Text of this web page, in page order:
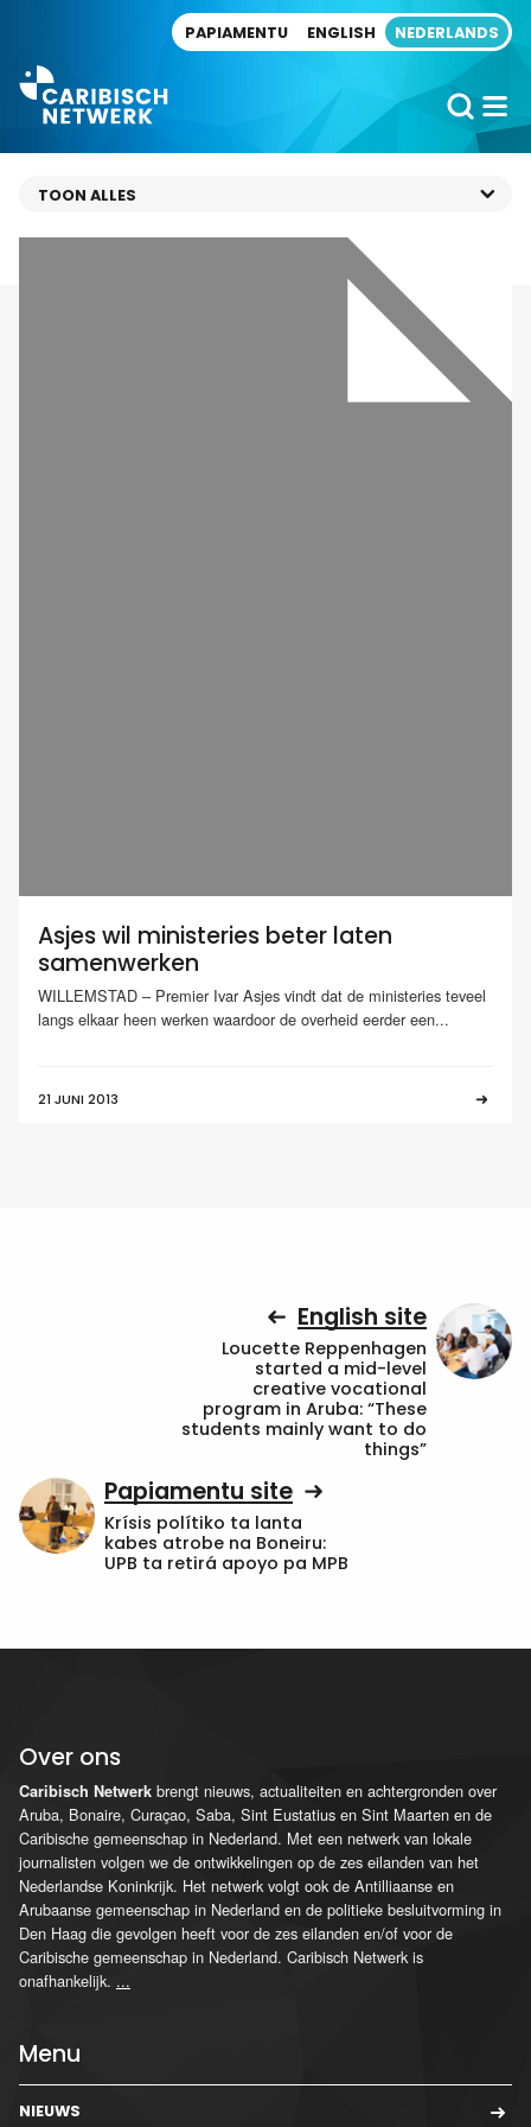
PAPIAMENTU ENGLISH NEDERLANDS
Asjes wil ministeries beter laten
samenwerken
WILLEMSTAD – Premier Ivar Asjes vindt dat de ministeries teveel
langs elkaar heen werken waardoor de overheid eerder een...
21 JUNI 2013
English site
Loucette Reppenhagen
started a mid-level
creative vocational
program in Aruba: “These
students mainly want to do
things”
Papiamentu site
Krísis polítiko ta lanta
kabes atrobe na Boneiru:
UPB ta retirá apoyo pa MPB
Over ons
Caribisch Netwerk brengt nieuws, actualiteiten en achtergronden over
Aruba, Bonaire, Curaçao, Saba, Sint Eustatius en Sint Maarten en de
Caribische gemeenschap in Nederland. Met een netwerk van lokale
journalisten volgen we de ontwikkelingen op de zes eilanden van het
Nederlandse Koninkrijk. Het netwerk volgt ook de Antilliaanse en
Arubaanse gemeenschap in Nederland en de politieke besluitvorming in
Den Haag die gevolgen heeft voor de zes eilanden en/of voor de
Caribische gemeenschap in Nederland. Caribisch Netwerk is
onafhankelijk. ...
Menu
NIEUWS